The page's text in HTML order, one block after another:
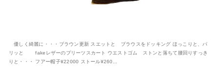
優しく綺麗に・・・ブラウン更新 スエットと ブラウスをドッキング ほっこりと、パ
リッと fakeレザーのプリーツスカート ウエストゴム ストンと落ちて腰回りすっき
りと・・・ フアー帽子¥22000 ストール¥260...